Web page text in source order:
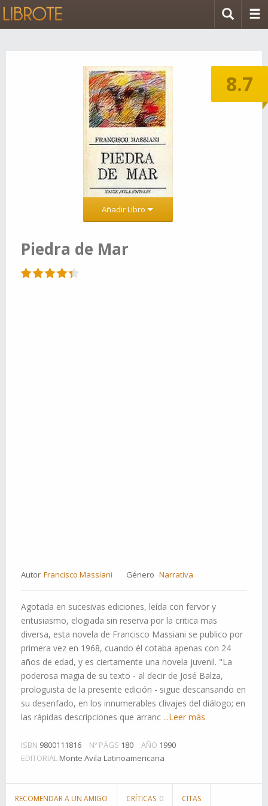
8.7
Añadir Libro
Piedra de Mar
Autor Francisco Massiani Género Narrativa
Agotada en sucesivas ediciones, leída con fervor y
entusiasmo, elogiada sin reserva por la critica mas
diversa, esta novela de Francisco Massiani se publico por
primera vez en 1968, cuando él cotaba apenas con 24
años de edad, y es ciertamente una novela juvenil. "La
poderosa magia de su texto - al decir de José Balza,
prologuista de la presente edición - sigue descansando en
su desenfado, en los innumerables clivajes del diálogo; en
las rápidas descripciones que arranc ...Leer más
ISBN 9800111816 Nº PÁGS 180 AÑO 1990
EDITORIAL Monte Avila Latinoamericana
RECOMENDAR A UN AMIGO CRÍTICAS 0 CITAS